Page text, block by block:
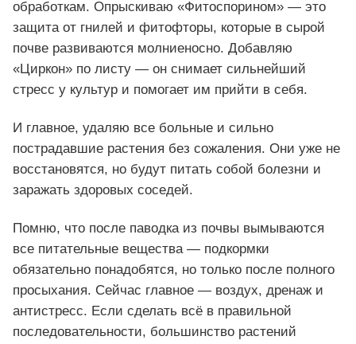
обработкам. Опрыскиваю «Фитоспорином» — это
защита от гнилей и фитофторы, которые в сырой
почве развиваются молниеносно. Добавляю
«Циркон» по листу — он снимает сильнейший
стресс у культур и помогает им прийти в себя.
И главное, удаляю все больные и сильно
пострадавшие растения без сожаления. Они уже не
восстановятся, но будут питать собой болезни и
заражать здоровых соседей.
Помню, что после паводка из почвы вымываются
все питательные вещества — подкормки
обязательно понадобятся, но только после полного
просыхания. Сейчас главное — воздух, дренаж и
антистресс. Если сделать всё в правильной
последовательности, большинство растений